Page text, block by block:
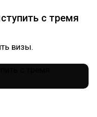
с тремя
визы.